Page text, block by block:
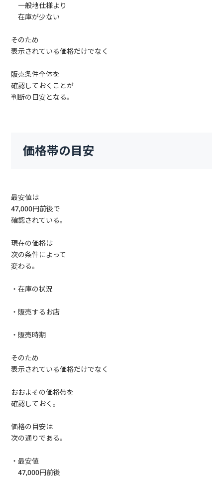
一般地仕様より
在庫が少ない
そのため
表示されている価格だけでなく
販売条件全体を
確認しておくことが
判断の目安となる。
価格帯の目安
最安値は
47,000円前後で
確認されている。
現在の価格は
次の条件によって
変わる。
・在庫の状況
・販売するお店
・販売時期
そのため
表示されている価格だけでなく
おおよその価格帯を
確認しておく。
価格の目安は
次の通りである。
・最安値
47,000円前後